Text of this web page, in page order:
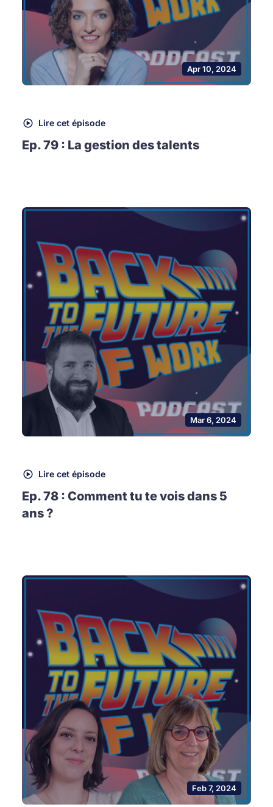
Apr 10, 2024
Lire cet épisode
Ep. 79 : La gestion des talents
Mar 6, 2024
Lire cet épisode
Ep. 78 : Comment tu te vois dans 5
ans ?
Feb 7, 2024